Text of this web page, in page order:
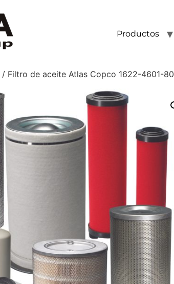
Productos
/ Filtro de aceite Atlas Copco 1622-4601-80